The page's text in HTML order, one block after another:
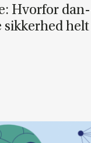
Hvor­for dan­
sik­ker­hed helt
Hvor­for